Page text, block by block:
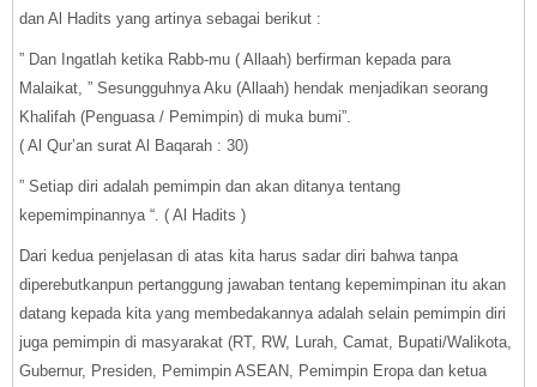
dan Al Hadits yang artinya sebagai berikut :
” Dan Ingatlah ketika Rabb-mu ( Allaah) berfirman kepada para
Malaikat, ” Sesungguhnya Aku (Allaah) hendak menjadikan seorang
Khalifah (Penguasa / Pemimpin) di muka bumi”.
( Al Qur’an surat Al Baqarah : 30)
” Setiap diri adalah pemimpin dan akan ditanya tentang
kepemimpinannya “. ( Al Hadits )
Dari kedua penjelasan di atas kita harus sadar diri bahwa tanpa
diperebutkanpun pertanggung jawaban tentang kepemimpinan itu akan
datang kepada kita yang membedakannya adalah selain pemimpin diri
juga pemimpin di masyarakat (RT, RW, Lurah, Camat, Bupati/Walikota,
Gubernur, Presiden, Pemimpin ASEAN, Pemimpin Eropa dan ketua